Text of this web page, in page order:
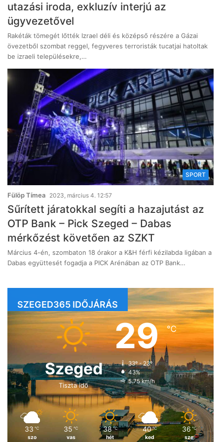
utazási iroda, exkluzív interjú az
ügyvezetővel
Rakéták tömegét lőtték Izrael déli és középső részére a Gázai
övezetből szombat reggel, fegyveres terroristák tucatjai hatoltak
be izraeli településekre,…
SPORT
Fülöp Tímea 2023, március 4. 12:57
Sűrített járatokkal segíti a hazajutást az
OTP Bank – Pick Szeged – Dabas
mérkőzést követően az SZKT
Március 4-én, szombaton 18 órakor a K&H férfi kézilabda ligában a
Dabas együttesét fogadja a PICK Arénában az OTP Bank…
SZEGED365 IDŐJÁRÁS
Szeged
Tiszta idő
29℃
33º - 23º
43%
5.75 km/h
33 ℃
szo
35 ℃
vas
38 ℃
hét
40 ℃
ked
36 ℃
sze